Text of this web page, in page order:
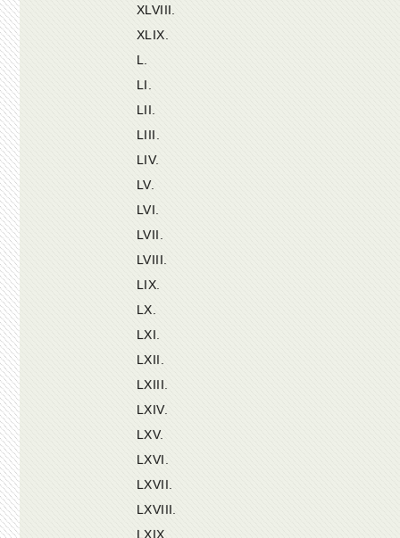
XLVIII.
XLIX.
L.
LI.
LII.
LIII.
LIV.
LV.
LVI.
LVII.
LVIII.
LIX.
LX.
LXI.
LXII.
LXIII.
LXIV.
LXV.
LXVI.
LXVII.
LXVIII.
LXIX.